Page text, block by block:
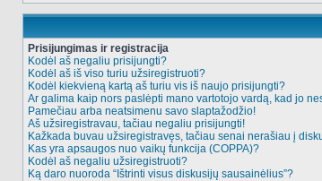
Prisijungimas ir registracija
Kodėl aš negaliu prisijungti?
Kodėl aš iš viso turiu užsiregistruoti?
Kodėl kiekvieną kartą aš turiu vis iš naujo prisijungti?
Ar galima kaip nors paslėpti mano vartotojo vardą, kad jo
Pamečiau arba neatsimenu savo slaptažodžio!
Aš užsiregistravau, tačiau negaliu prisijungti!
Kažkada buvau užsiregistravęs, tačiau senai nerašiau į
Kas yra apsaugos nuo vaikų funkcija (COPPA)?
Kodėl aš negaliu užsiregistruoti?
Ką daro nuoroda “Ištrinti visus diskusijų sausainėlius”?